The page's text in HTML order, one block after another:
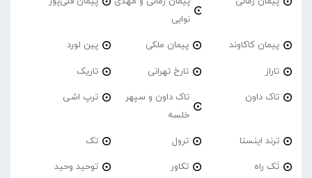
نوابی
پیمان کاکاوند پیمان ملکی پین لورد
تاراز تارخ تهرانی تاریک
تاک داون
تاک داون و سپهر
خلسه
ترپ اشی
ترند اینستا ترول تک
تَک راه تکاور توحید وحید